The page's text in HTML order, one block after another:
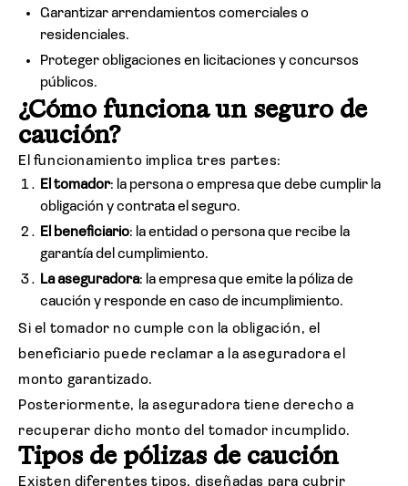
Garantizar arrendamientos comerciales o
residenciales.
Proteger obligaciones en licitaciones y concursos
públicos.
¿Cómo funciona un seguro de
caución?
El funcionamiento implica tres partes:
El tomador: la persona o empresa que debe cumplir la
obligación y contrata el seguro.
El beneficiario: la entidad o persona que recibe la
garantía del cumplimiento.
La aseguradora: la empresa que emite la póliza de
caución y responde en caso de incumplimiento.
Si el tomador no cumple con la obligación, el
beneficiario puede reclamar a la aseguradora el
monto garantizado.
Posteriormente, la aseguradora tiene derecho a
recuperar dicho monto del tomador incumplido.
Tipos de pólizas de caución
Existen diferentes tipos, diseñadas para cubrir